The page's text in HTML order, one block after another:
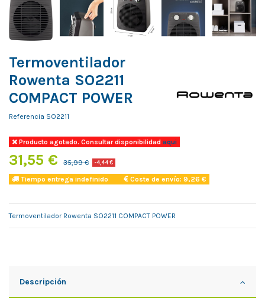
Termoventilador
Rowenta SO2211
COMPACT POWER
Referencia SO2211
Producto agotado. Consultar disponibilidadaqui
31,55 € 35,99 € -4,44 €
Tiempo entrega indefinido Coste de envío: 9,26 €
Termoventilador Rowenta SO2211 COMPACT POWER
Descripción